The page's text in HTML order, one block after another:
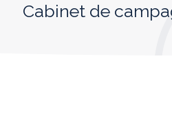
Cabinet de